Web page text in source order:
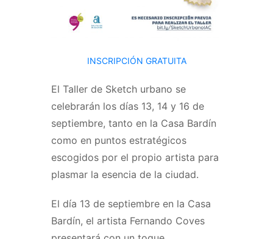
INSCRIPCIÓN GRATUITA
El Taller de Sketch urbano se
celebrarán los días 13, 14 y 16 de
septiembre, tanto en la Casa Bardín
como en puntos estratégicos
escogidos por el propio artista para
plasmar la esencia de la ciudad.
El día 13 de septiembre en la Casa
Bardín, el artista Fernando Coves